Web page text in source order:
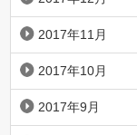
2017年11月
2017年10月
2017年9月